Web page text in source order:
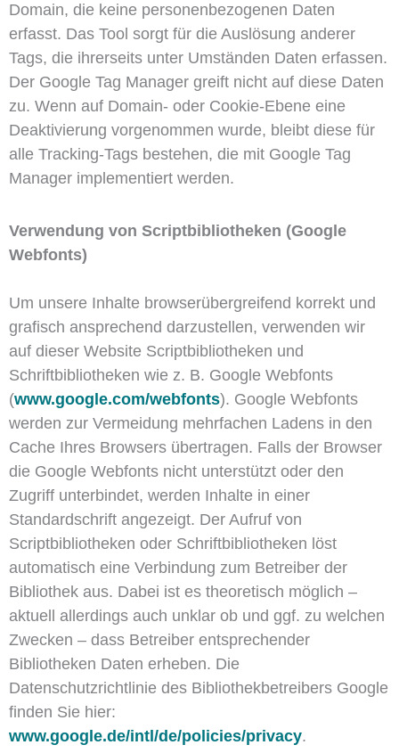
Domain, die keine personenbezogenen Daten
erfasst. Das Tool sorgt für die Auslösung anderer
Tags, die ihrerseits unter Umständen Daten erfassen.
Der Google Tag Manager greift nicht auf diese Daten
zu. Wenn auf Domain- oder Cookie-Ebene eine
Deaktivierung vorgenommen wurde, bleibt diese für
alle Tracking-Tags bestehen, die mit Google Tag
Manager implementiert werden.
Verwendung von Scriptbibliotheken (Google
Webfonts)
Um unsere Inhalte browserübergreifend korrekt und
grafisch ansprechend darzustellen, verwenden wir
auf dieser Website Scriptbibliotheken und
Schriftbibliotheken wie z. B. Google Webfonts
(www.google.com/webfonts). Google Webfonts
werden zur Vermeidung mehrfachen Ladens in den
Cache Ihres Browsers übertragen. Falls der Browser
die Google Webfonts nicht unterstützt oder den
Zugriff unterbindet, werden Inhalte in einer
Standardschrift angezeigt. Der Aufruf von
Scriptbibliotheken oder Schriftbibliotheken löst
automatisch eine Verbindung zum Betreiber der
Bibliothek aus. Dabei ist es theoretisch möglich –
aktuell allerdings auch unklar ob und ggf. zu welchen
Zwecken – dass Betreiber entsprechender
Bibliotheken Daten erheben. Die
Datenschutzrichtlinie des Bibliothekbetreibers Google
finden Sie hier:
www.google.de/intl/de/policies/privacy.